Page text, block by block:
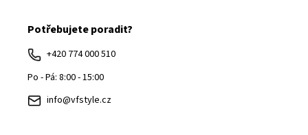
Potřebujete poradit?
+420 774 000 510
Po - Pá: 8:00 - 15:00
info@vfstyle.cz